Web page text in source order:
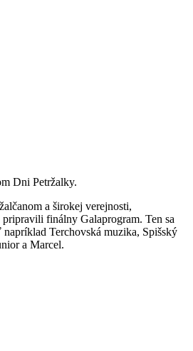
Dni Petržalky.
a širokej verejnosti,
finálny Galaprogram. Ten sa
Terchovská muzika, Spišský
a Marcel.